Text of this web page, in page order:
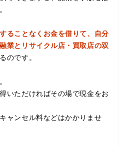
行きましたが、対応の方があ
たので、やめました。こちら
したので、こちらでお売り
の度はありがとうございま
ることなくお金を借りて、自分
業とリサイクル店・買取店の双
のです。
いただければその場で現金をお
ャンセル料などはかかりませ